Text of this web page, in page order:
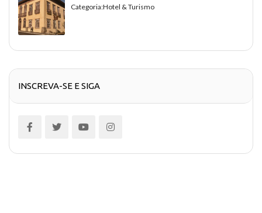
Categoria:Hotel & Turismo
INSCREVA-SE E SIGA